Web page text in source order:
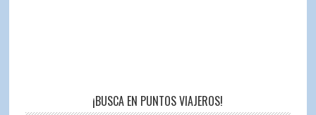
¡BUSCA EN PUNTOS VIAJEROS!